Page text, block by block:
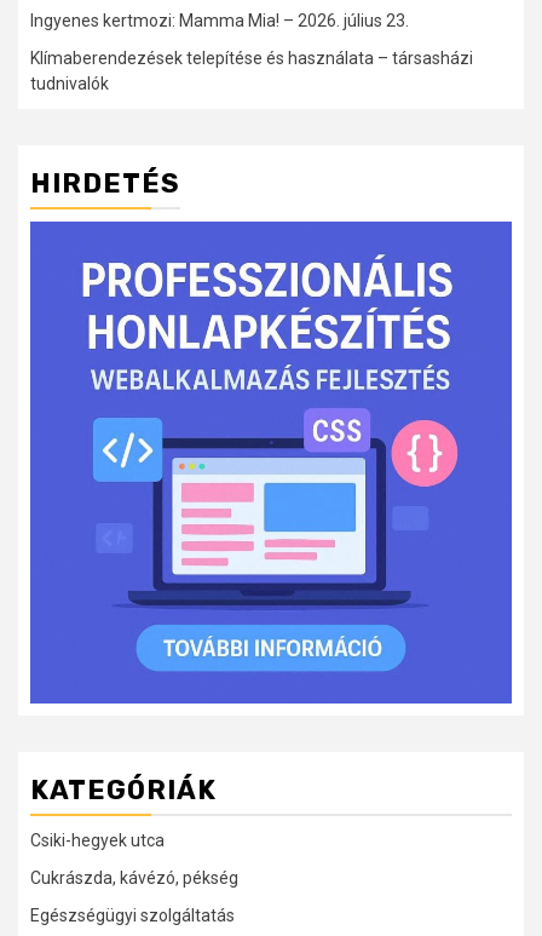
Ingyenes kertmozi: Mamma Mia! – 2026. július 23.
Klímaberendezések telepítése és használata – társasházi
tudnivalók
HIRDETÉS
KATEGÓRIÁK
Csiki-hegyek utca
Cukrászda, kávézó, pékség
Egészségügyi szolgáltatás